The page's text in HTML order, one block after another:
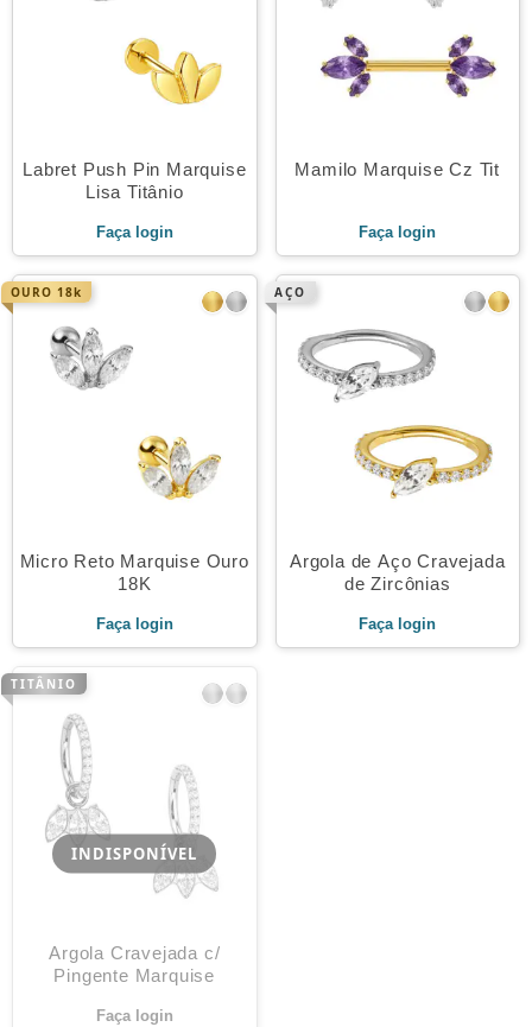
Labret Push Pin Marquise
Lisa Titânio
Faça login
Mamilo Marquise Cz Tit
Faça login
OURO 18k
Micro Reto Marquise Ouro
18K
Faça login
AÇO
Argola de Aço Cravejada
de Zircônias
Faça login
INDISPONÍVEL
TITÂNIO
Argola Cravejada c/
Pingente Marquise
Faça login